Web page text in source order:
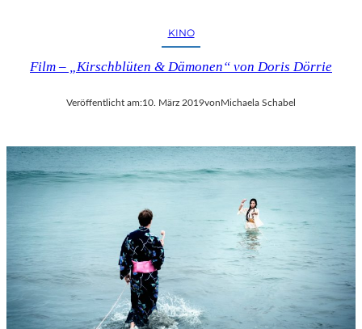
KINO
Film – „Kirschblüten & Dämonen“ von Doris Dörrie
Veröffentlicht am:10. März 2019vonMichaela Schabel